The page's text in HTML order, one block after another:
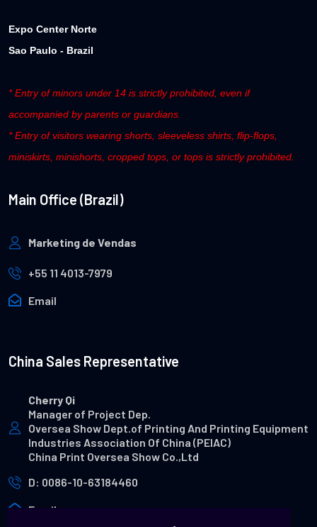
Expo Center Norte
Sao Paulo - Brazil
* Entry of minors under 14 is strictly prohibited, even if
accompanied by parents or guardians.
* Entry of visitors wearing shorts, sleeveless shirts, flip-flops,
miniskirts, minishorts, cropped tops, or tops is strictly prohibited.
Main Office (Brazil)
Marketing de Vendas
+55 11 4013-7979
Email
China Sales Representative
Cherry Qi
Manager of Project Dep.
Oversea Show Dept.of Printing And Printing Equipment
Industries Association Of China (PEIAC)
China Print Oversea Show Co.,Ltd
D: 0086-10-63184460
Email